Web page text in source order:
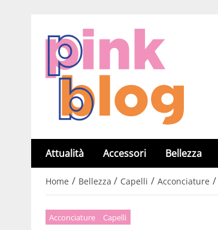
Attualità Accessori Bellezza
Home / Bellezza / Capelli / Acconciature /
Acconciature Capelli